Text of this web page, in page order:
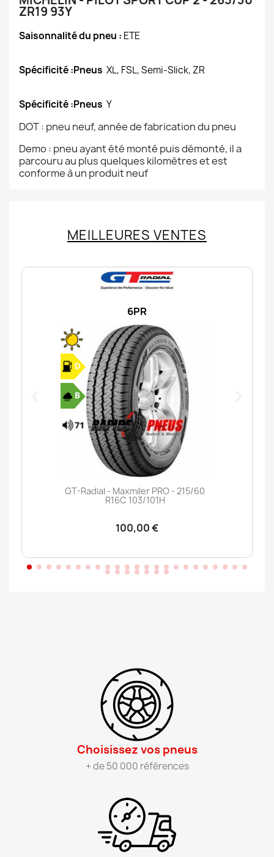
ZR19 93Y
Saisonnalité du pneu : ETE
Spécificité :Pneus XL, FSL, Semi-Slick, ZR
Spécificité :Pneus Y
DOT : pneu neuf, année de fabrication du pneu
Demo : pneu ayant été monté puis démonté, il a
parcouru au plus quelques kilomètres et est
conforme à un produit neuf
MEILLEURES VENTES
6PR
GT-Radial - Maxmiler PRO - 215/60
R16C 103/101H
100,00 €
Choisissez vos pneus​
+ de 50 000 références